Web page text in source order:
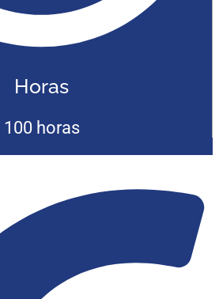
Horas
100 horas